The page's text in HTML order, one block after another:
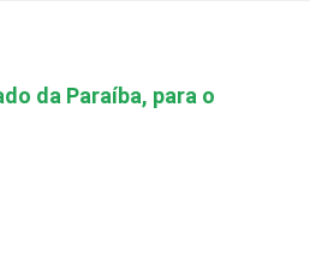
da Paraíba, para o